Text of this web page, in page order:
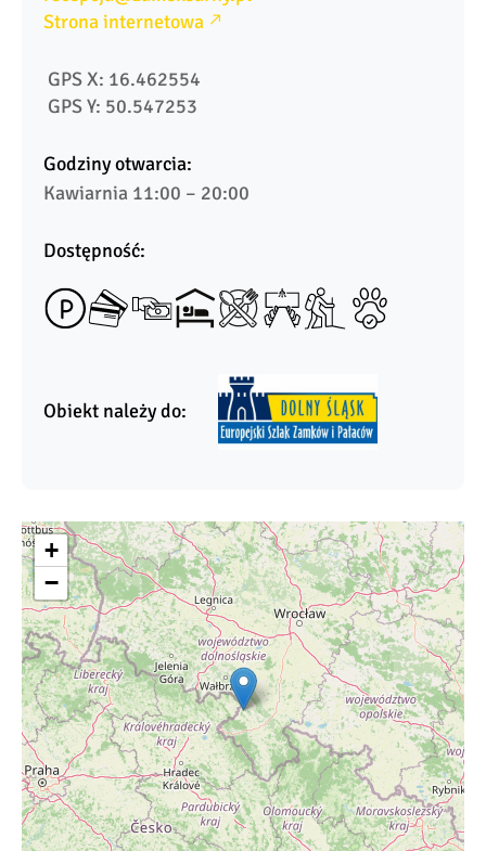
Strona internetowa
GPS X: 16.462554
GPS Y: 50.547253
Godziny otwarcia:
Kawiarnia 11:00 – 20:00
Dostępność:
Obiekt należy do:
+
−